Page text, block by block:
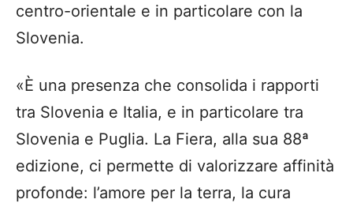
centro-orientale e in particolare con la
Slovenia.
«È una presenza che consolida i rapporti
tra Slovenia e Italia, e in particolare tra
Slovenia e Puglia. La Fiera, alla sua 88ª
edizione, ci permette di valorizzare affinità
profonde: l’amore per la terra, la cura